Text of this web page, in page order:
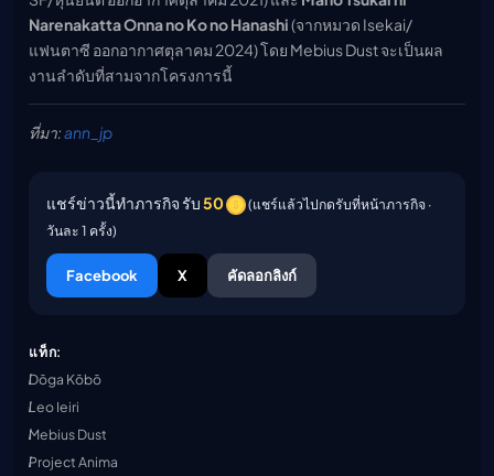
Narenakatta Onna no Ko no Hanashi(จากหมวด Isekai/
แฟนตาซี ออกอากาศตุลาคม 2024) โดย Mebius Dust จะเป็นผล
งานลำดับที่สามจากโครงการนี้
ที่มา:ann_jp
แชร์ข่าวนี้ทำภารกิจ รับ50
(แชร์แล้วไปกดรับที่หน้าภารกิจ ·
วันละ 1 ครั้ง)
Facebook X คัดลอกลิงก์
แท็ก:
Dōga Kōbō
Leo Ieiri
Mebius Dust
Project Anima